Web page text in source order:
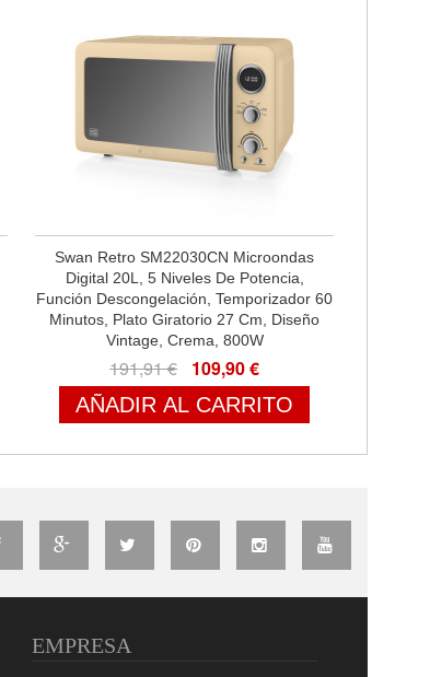
Swan Retro SM22030CN Microondas
Digital 20L, 5 Niveles De Potencia,
Función Descongelación, Temporizador 60
Minutos, Plato Giratorio 27 Cm, Diseño
Vintage, Crema, 800W
191,91 € 109,90 €
AÑADIR AL CARRITO
EMPRESA